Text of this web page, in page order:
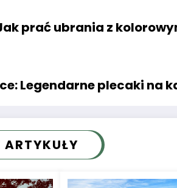
prać ubrania z
Legendarne plecaki na
ARTYKUŁY